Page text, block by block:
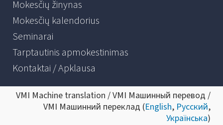
Mokesčių žinynas
Mokesčių kalendorius
Seminarai
Tarptautinis apmokestinimas
Kontaktai / Apklausa
VMI Machine translation / VMI Машинный перевод /
VMI Машинний переклад (English, Русский,
Українська)